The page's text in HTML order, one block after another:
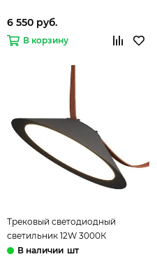
6 550 руб.
В корзину
Трековый светодиодный
светильник 12W 3000К
ST454.436.12 чёрный Band ST-
шт